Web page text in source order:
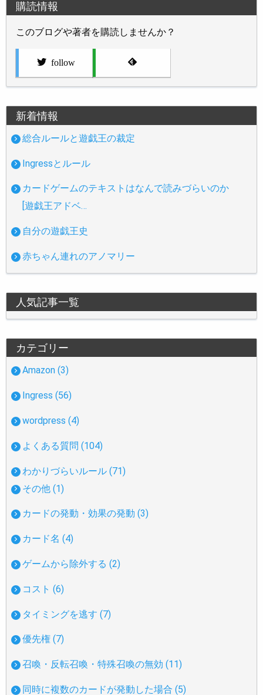
購読情報
このブログや著者を購読しませんか？
follow
新着情報
総合ルールと遊戯王の裁定
Ingressとルール
カードゲームのテキストはなんで読みづらいのか
[遊戯王アドベ…
自分の遊戯王史
赤ちゃん連れのアノマリー
人気記事一覧
カテゴリー
Amazon (3)
Ingress (56)
wordpress (4)
よくある質問 (104)
わかりづらいルール (71)
その他 (1)
カードの発動・効果の発動 (3)
カード名 (4)
ゲームから除外する (2)
コスト (6)
タイミングを逃す (7)
優先権 (7)
召喚・反転召喚・特殊召喚の無効 (11)
同時に複数のカードが発動した場合 (5)